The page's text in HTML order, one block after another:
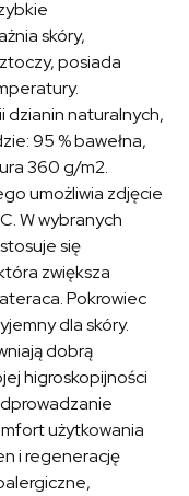
skóry,
posiada
dzianin naturalnych,
95 % bawełna,
360 g/m2.
umożliwia zdjęcie
W wybranych
się
zwiększa
Pokrowiec
dla skóry.
dobrą
higroskopijności
użytkowania
i regenerację